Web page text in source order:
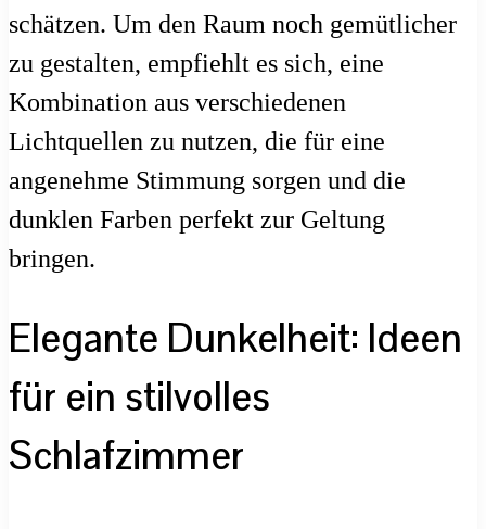
schätzen. Um den Raum noch gemütlicher
zu gestalten, empfiehlt es sich, eine
Kombination aus verschiedenen
Lichtquellen zu nutzen, die für eine
angenehme Stimmung sorgen und die
dunklen Farben perfekt zur Geltung
bringen.
Elegante Dunkelheit: Ideen
für ein stilvolles
Schlafzimmer